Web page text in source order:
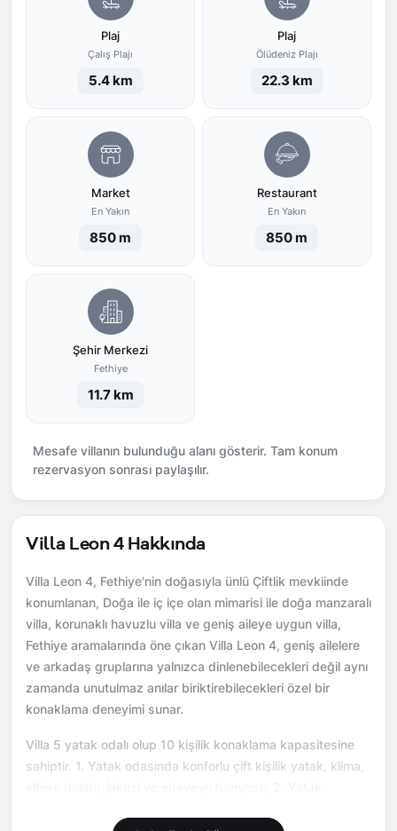
Plaj
Çalış Plajı
5.4 km
Plaj
Ölüdeniz Plajı
22.3 km
Market
En Yakın
850 m
Restaurant
En Yakın
850 m
Şehir Merkezi
Fethiye
11.7 km
Mesafe villanın bulunduğu alanı gösterir. Tam konum
rezervasyon sonrası paylaşılır.
Villa Leon 4 Hakkında
Villa Leon 4, Fethiye'nin doğasıyla ünlü Çiftlik mevkiinde
konumlanan, Doğa ile iç içe olan mimarisi ile doğa manzaralı
villa, korunaklı havuzlu villa ve geniş aileye uygun villa,
Fethiye aramalarında öne çıkan Villa Leon 4, geniş ailelere
ve arkadaş gruplarına yalnızca dinlenebilecekleri değil aynı
zamanda unutulmaz anılar biriktirebilecekleri özel bir
konaklama deneyimi sunar.
Villa 5 yatak odalı olup 10 kişilik konaklama kapasitesine
sahiptir. 1. Yatak odasında konforlu çift kişilik yatak, klima,